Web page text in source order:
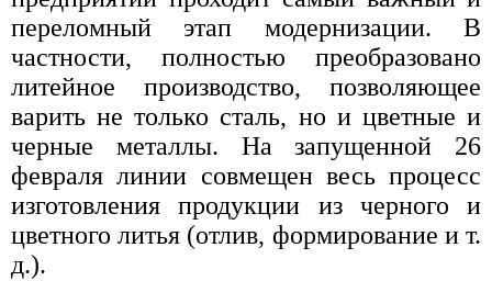
переломный этап модернизации. В
частности, полностью преобразовано
литейное производство, позволяющее
варить не только сталь, но и цветные и
черные металлы. На запущенной 26
февраля линии совмещен весь процесс
изготовления продукции из черного и
цветного литья (отлив, формирование и т.
д.).